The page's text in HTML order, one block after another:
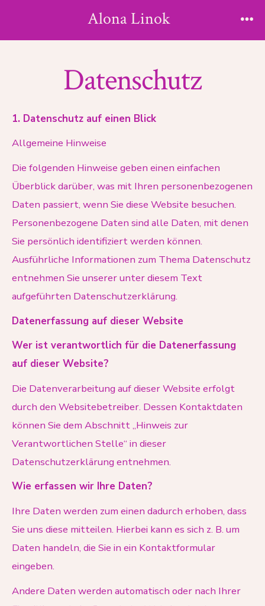
Alona Linok
Datenschutz
1. Datenschutz auf einen Blick
Allgemeine Hinweise
Die folgenden Hinweise geben einen einfachen
Überblick darüber, was mit Ihren personenbezogenen
Daten passiert, wenn Sie diese Website besuchen.
Personenbezogene Daten sind alle Daten, mit denen
Sie persönlich identifiziert werden können.
Ausführliche Informationen zum Thema Datenschutz
entnehmen Sie unserer unter diesem Text
aufgeführten Datenschutzerklärung.
Datenerfassung auf dieser Website
Wer ist verantwortlich für die Datenerfassung
auf dieser Website?
Die Datenverarbeitung auf dieser Website erfolgt
durch den Websitebetreiber. Dessen Kontaktdaten
können Sie dem Abschnitt „Hinweis zur
Verantwortlichen Stelle“ in dieser
Datenschutzerklärung entnehmen.
Wie erfassen wir Ihre Daten?
Ihre Daten werden zum einen dadurch erhoben, dass
Sie uns diese mitteilen. Hierbei kann es sich z. B. um
Daten handeln, die Sie in ein Kontaktformular
eingeben.
Andere Daten werden automatisch oder nach Ihrer